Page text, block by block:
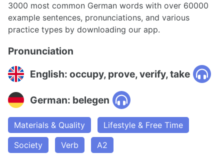
3000 most common German words with over 60000
example sentences, pronunciations, and various
practice types by downloading our app.
Pronunciation
English: occupy, prove, verify, take
German: belegen
Materials & Quality
Lifestyle & Free Time
Society
Verb A2